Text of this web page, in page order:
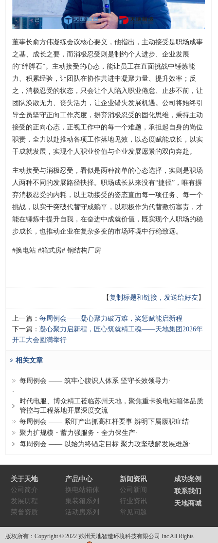
董事长俞方伟凝练会议核心要义，他指出，主动接受是职场成事
之基、成长之要，而消极忍受则是制约个人进步、企业发展
的“绊脚石”。主动接受的心态，能让员工在直面挑战中锤炼能
力、积累经验，让团队在协作共进中凝聚力量、提升效率；反
之，消极忍受的状态，只会让个人陷入职业倦怠、止步不前，让
团队涣散无力、丧失活力，让企业错失发展机遇。公司将始终引
导全员坚守正向工作态度，摒弃消极忍受的固化思维，秉持主动
接受的正向心态，正视工作中的每一个难题，承担起自身的岗位
职责，全力以赴推动各项工作落地见效，以态度赋能成长，以实
干成就发展，实现个人职业价值与企业发展愿景的双向奔赴。
主动接受与消极忍受，看似是两种简单的心态选择，实则是职场
人两种不同的发展路径抉择。职场成长从来没有“捷径”，唯有摒
弃消极忍受的内耗，以主动接受的姿态直面每一项任务、每一个
挑战，以实干突破代替守成躺平，以积极作为代替敷衍塞责，才
能在锤炼中提升自我，在奋进中成就价值，既实现个人职场的稳
步成长，也推动企业在复杂多变的市场环境中行稳致远。
#换电站 #箱式房# 钢结构厂房
【复制标题和链接，发送给好友】
上一篇： 每周例会——凝心聚力破万难，奖惩赋能启新程
下一篇： 凝心聚力启新程，匠心筑就精工魂——天地集团2026年
开工大会圆满举行
相关文章
·
每周例会 —— 筑牢心腹识人体系 坚守长效领导力
·
时代电服、博众精工莅临苏州天地，聚焦重卡换电站箱体品质
管控与工程落地开展深度交流
·
每周例会 —— 紧盯产出抓高杠杆要事 辨明下属履职症结
·
聚力扩规模・蓄力强服务・全力保生产
·
每周例会 —— 以始为终锚定目标 聚力攻坚破解发展难题
关于天地
公司简介
发展历程
荣誉资质
产品中心
换电站箱体
集装箱系列
活动房系列
新闻资讯
公司新闻
行业资讯
常见问题
成功案例
联系我们
天地商城
版权所有：Copyright © 2022 苏州天地智造环境科技有限公司 Inc All Rights